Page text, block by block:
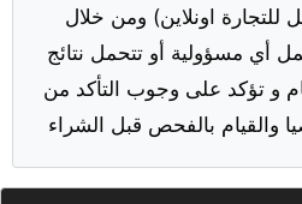
اونلاين) ومن خلال
أي مسؤولية أو تتحمل نتائج
و تؤكد على وجوب التأكد من